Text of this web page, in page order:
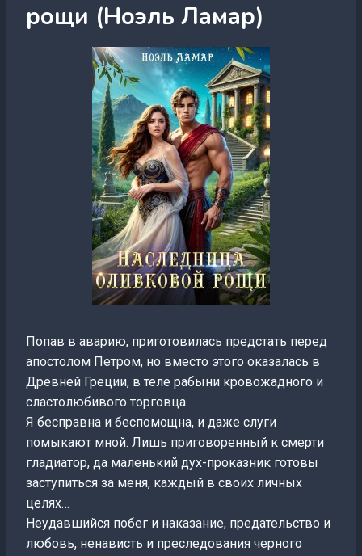
рощи (Ноэль Ламар)
Попав в аварию, приготовилась предстать перед
апостолом Петром, но вместо этого оказалась в
Древней Греции, в теле рабыни кровожадного и
сластолюбивого торговца.
Я бесправна и беспомощна, и даже слуги
помыкают мной. Лишь приговоренный к смерти
гладиатор, да маленький дух-проказник готовы
заступиться за меня, каждый в своих личных
целях…
Неудавшийся побег и наказание, предательство и
любовь, ненависть и преследования черного